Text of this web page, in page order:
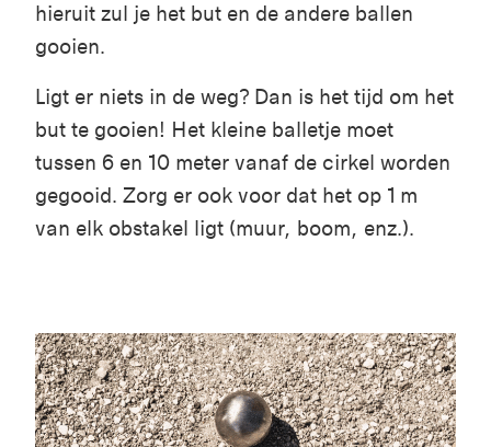
hieruit zul je het but en de andere ballen
gooien.
Ligt er niets in de weg? Dan is het tijd om het
but te gooien! Het kleine balletje moet
tussen 6 en 10 meter vanaf de cirkel worden
gegooid. Zorg er ook voor dat het op 1 m
van elk obstakel ligt (muur, boom, enz.).